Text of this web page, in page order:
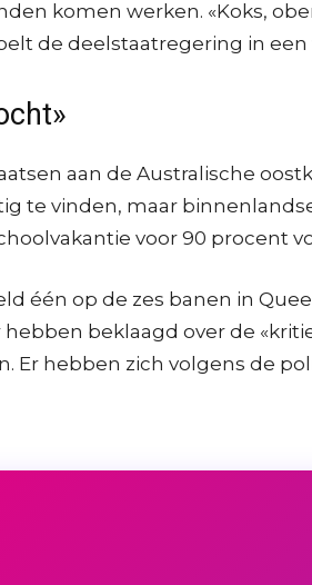
komen werken. «Koks,
de deelstaatregering in een
aan de Australische
te vinden, maar
voor 90 procent
één op de zes banen in
hebben beklaagd over de
Er hebben zich volgens de